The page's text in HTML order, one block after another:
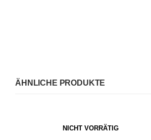
ÄHNLICHE PRODUKTE
NICHT VORRÄTIG